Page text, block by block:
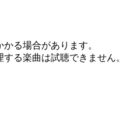
る場合があります。
る楽曲は試聴できません。